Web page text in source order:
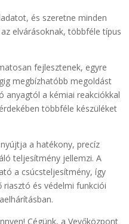
és szeretne minden
elvárásoknak, többféle típus
fejlesztenek, egyre
megbízhatóbb megoldást
anyagtól a kémiai reakciókkal
többféle készüléket
a hatékony, precíz
teljesítmény jellemzi. A
a csúcsteljesítmény, így
riasztó és védelmi funkciói
Cégünk, a Vevőközpont